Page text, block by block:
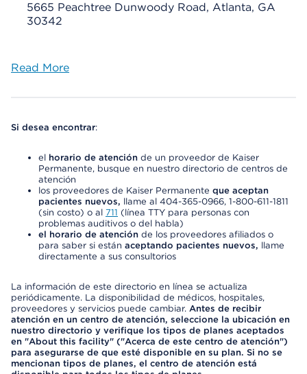
5665 Peachtree Dunwoody Road, Atlanta, GA
30342
Read More
Si desea encontrar:
el horario de atención de un proveedor de Kaiser
Permanente, busque en nuestro directorio de centros de
atención
los proveedores de Kaiser Permanente que aceptan
pacientes nuevos, llame al 404-365-0966, 1-800-611-1811
(sin costo) o al 711 (línea TTY para personas con
problemas auditivos o del habla)
el horario de atención de los proveedores afiliados o
para saber si están aceptando pacientes nuevos, llame
directamente a sus consultorios
La información de este directorio en línea se actualiza
periódicamente. La disponibilidad de médicos, hospitales,
proveedores y servicios puede cambiar. Antes de recibir
atención en un centro de atención, seleccione la ubicación en
nuestro directorio y verifique los tipos de planes aceptados
en "About this facility" ("Acerca de este centro de atención")
para asegurarse de que esté disponible en su plan. Si no se
mencionan tipos de planes, el centro de atención está